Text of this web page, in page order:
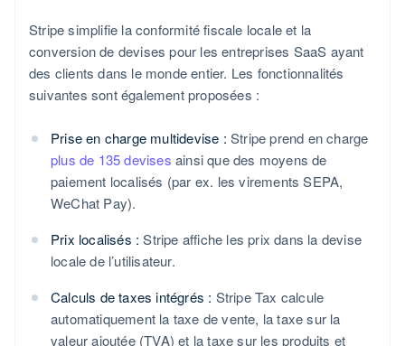
Stripe simplifie la conformité fiscale locale et la
conversion de devises pour les entreprises SaaS ayant
des clients dans le monde entier. Les fonctionnalités
suivantes sont également proposées :
Prise en charge multidevise : Stripe prend en charge
plus de 135 devises ainsi que des moyens de
paiement localisés (par ex. les virements SEPA,
WeChat Pay).
Prix localisés : Stripe affiche les prix dans la devise
locale de l’utilisateur.
Calculs de taxes intégrés : Stripe Tax calcule
automatiquement la taxe de vente, la taxe sur la
valeur ajoutée (TVA) et la taxe sur les produits et